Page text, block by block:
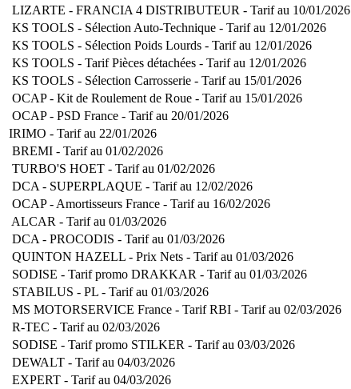
LIZARTE - FRANCIA 4 DISTRIBUTEUR - Tarif au 10/01/2026
KS TOOLS - Sélection Auto-Technique - Tarif au 12/01/2026
KS TOOLS - Sélection Poids Lourds - Tarif au 12/01/2026
KS TOOLS - Tarif Pièces détachées - Tarif au 12/01/2026
KS TOOLS - Sélection Carrosserie - Tarif au 15/01/2026
OCAP - Kit de Roulement de Roue - Tarif au 15/01/2026
OCAP - PSD France - Tarif au 20/01/2026
IRIMO - Tarif au 22/01/2026
BREMI - Tarif au 01/02/2026
TURBO'S HOET - Tarif au 01/02/2026
DCA - SUPERPLAQUE - Tarif au 12/02/2026
OCAP - Amortisseurs France - Tarif au 16/02/2026
ALCAR - Tarif au 01/03/2026
DCA - PROCODIS - Tarif au 01/03/2026
QUINTON HAZELL - Prix Nets - Tarif au 01/03/2026
SODISE - Tarif promo DRAKKAR - Tarif au 01/03/2026
STABILUS - PL - Tarif au 01/03/2026
MS MOTORSERVICE France - Tarif RBI - Tarif au 02/03/2026
R-TEC - Tarif au 02/03/2026
SODISE - Tarif promo STILKER - Tarif au 03/03/2026
DEWALT - Tarif au 04/03/2026
EXPERT - Tarif au 04/03/2026